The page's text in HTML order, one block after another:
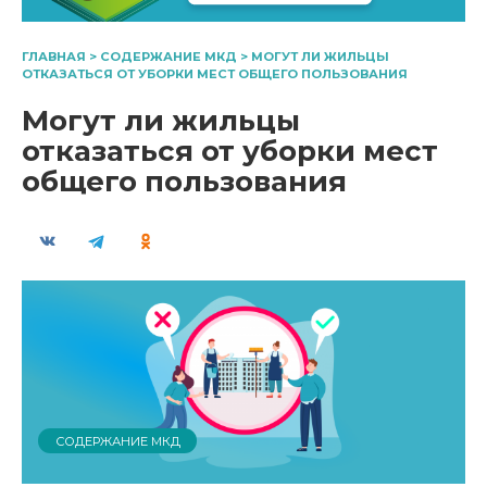
ГЛАВНАЯ > СОДЕРЖАНИЕ МКД > МОГУТ ЛИ ЖИЛЬЦЫ
ОТКАЗАТЬСЯ ОТ УБОРКИ МЕСТ ОБЩЕГО ПОЛЬЗОВАНИЯ
Могут ли жильцы
отказаться от уборки мест
общего пользования
СОДЕРЖАНИЕ МКД